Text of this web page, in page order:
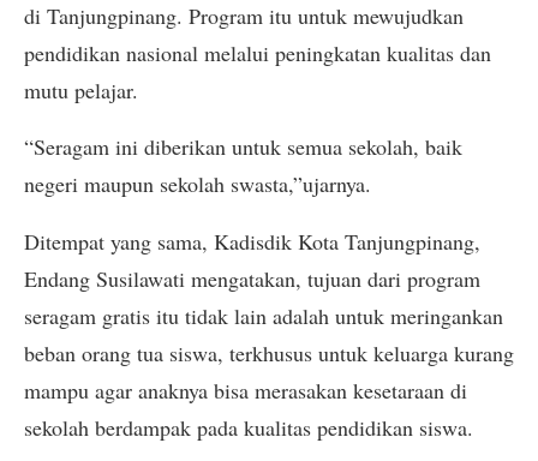
di Tanjungpinang. Program itu untuk mewujudkan
pendidikan nasional melalui peningkatan kualitas dan
mutu pelajar.
“Seragam ini diberikan untuk semua sekolah, baik
negeri maupun sekolah swasta,”ujarnya.
Ditempat yang sama, Kadisdik Kota Tanjungpinang,
Endang Susilawati mengatakan, tujuan dari program
seragam gratis itu tidak lain adalah untuk meringankan
beban orang tua siswa, terkhusus untuk keluarga kurang
mampu agar anaknya bisa merasakan kesetaraan di
sekolah berdampak pada kualitas pendidikan siswa.